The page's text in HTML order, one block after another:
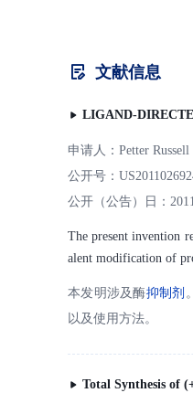
文献信息
LIGAND-
申请人： Petter Russell
公开号：
公开（公告）日：
The present invention
alent modification of
本发明涉及酶抑制剂
以及使用方法。
Total Synthesis of